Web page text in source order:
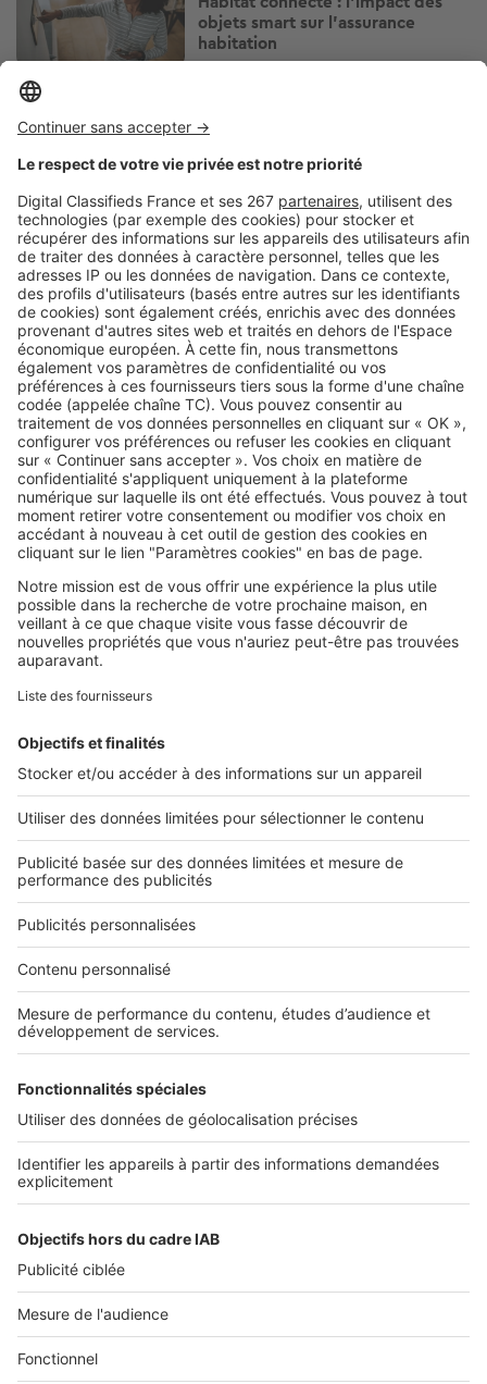
objets smart sur l’assurance
habitation
Image
Assurance habitation
Les règles de l'assurance
habitation en colocation pour un
bail individuel
Image
Assurance habitation
Dégât des eaux à 22h, colis
disparu… Ces galères du
quotidien que votre assurance
habitation peut couvrir
SeLoger c'est aussi
Retrouvez-nous sur ...
L'ENTREPRISE
Nous contacter
Nous recrutons
NOS APPLICATIONS
Découvrez nos applications
Tous nos services pro
Accès client
À DÉCOUVRIR
Annuaire des professionnels
Tout l'immobilier
Toutes les villes
Tous les départements
Toutes les régions